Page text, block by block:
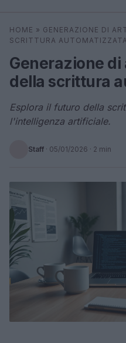
Cerca
HOME » GENERAZIONE DI
SCRITTURA AUTOMATIZZATA
Generazione
della scrittura
Esplora il futuro della
l'intelligenza artificiale.
Staff · 05/01/2026 · 2 min